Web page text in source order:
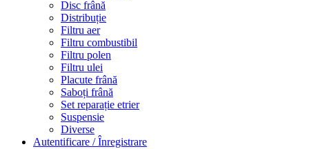
Disc frână
Distribuție
Filtru aer
Filtru combustibil
Filtru polen
Filtru ulei
Placute frână
Saboți frână
Set reparație etrier
Suspensie
Diverse
Autentificare / Înregistrare